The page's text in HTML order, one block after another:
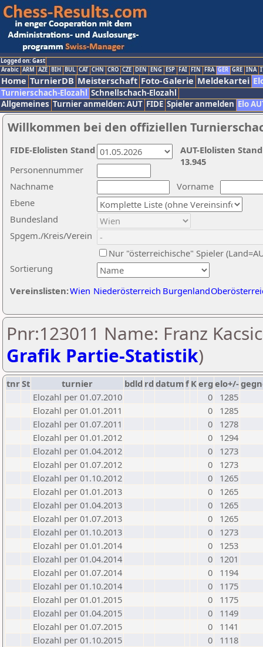
Logged on: Gast
Arabic ARM AZE BIH BUL CAT CHN CRO CZE DEN ENG ESP FAI FIN FRA GER GRE INA
Home TurnierDB Meisterschaft Foto-Galerie Meldekartei
Turnierschach-Elozahl Schnellschach-Elozahl
Allgemeines Turnier anmelden: AUT FIDE Spieler anmelden Elo
Willkommen bei den offiziellen
Nachname
Vorname
Ebene
Sortierung
Personennummer
Bundesland
Spgem./Kreis/Verein
Nur "österreichische" Spieler
Vereinslisten:Wien Niederösterreich Burgenland
AUT-Elolisten
13.945
FIDE-Elolisten Stand
Pnr:123011 Name: Franz
Grafik Partie-Statistik)
tnrSt turnier bdld rd datumf Kerg elo+/-
Elozahl per 01.07.2010
0
1285
Elozahl per 01.01.2011
0
1285
Elozahl per 01.07.2011
0
1278
Elozahl per 01.01.2012
0
1294
Elozahl per 01.04.2012
0
1273
Elozahl per 01.07.2012
0
1273
Elozahl per 01.10.2012
0
1265
Elozahl per 01.01.2013
0
1265
Elozahl per 01.04.2013
0
1265
Elozahl per 01.07.2013
0
1265
Elozahl per 01.10.2013
0
1273
Elozahl per 01.01.2014
0
1253
Elozahl per 01.04.2014
0
1201
Elozahl per 01.07.2014
0
1194
Elozahl per 01.10.2014
0
1175
Elozahl per 01.01.2015
0
1175
Elozahl per 01.04.2015
0
1149
Elozahl per 01.07.2015
0
1141
Elozahl per 01.10.2015
0
1118